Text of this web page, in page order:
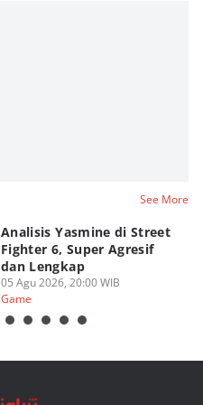
See More
Analisis Yasmine di Street
Fighter 6, Super Agresif
dan Lengkap
05 Agu 2026, 20:00 WIB
Game